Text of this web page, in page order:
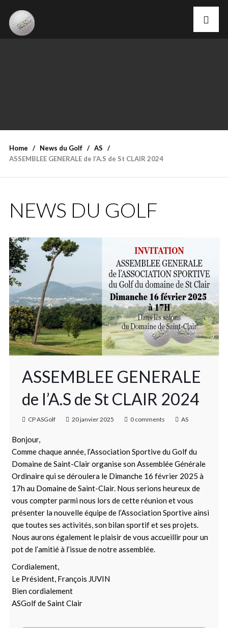
Home News du Golf
AS
ASSEMBLEE GENERALE de l’A.S de St CLAIR 2024
NEWS DU GOLF
ASSEMBLEE GENERALE
de l’A.S de St CLAIR 2024
CP ASGolf 20 janvier 2025 0 comments AS
Bonjour,
Comme chaque année, l’Association Sportive du Golf du
Domaine de Saint-Clair organise son Assemblée Générale
Ordinaire qui se déroulera le Dimanche 16 février 2025 à
17h au Domaine de Saint-Clair. Nous serions heureux de
vous compter parmi nous lors de cette réunion et vous
présenter la nouvelle équipe de l’Association Sportive ainsi
que toutes ses activités, son bilan sportif et ses projets.
Nous aurons également le plaisir de vous accueillir pour un
pot de l’amitié à l’issue de notre assemblée.
Cordialement,
Le Président, François JUVIN
Bien cordialement
ASGolf de Saint Clair